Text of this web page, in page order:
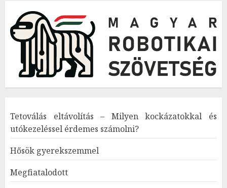
Tetoválás eltávolítás – Milyen kockázatokkal és
utókezeléssel érdemes számolni?
Hősök gyerekszemmel
Megfiatalodott